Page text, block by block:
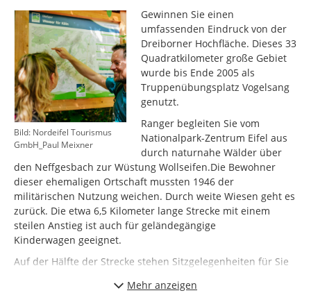
Bild: Nordeifel Tourismus
GmbH_Paul Meixner
Gewinnen Sie einen
umfassenden Eindruck von der
Dreiborner Hochfläche. Dieses 33
Quadratkilometer große Gebiet
wurde bis Ende 2005 als
Truppenübungsplatz Vogelsang
genutzt.
Ranger begleiten Sie vom
Nationalpark-Zentrum Eifel aus
durch naturnahe Wälder über
den Neffgesbach zur Wüstung Wollseifen.Die Bewohner
dieser ehemaligen Ortschaft mussten 1946 der
militärischen Nutzung weichen. Durch weite Wiesen geht es
zurück. Die etwa 6,5 Kilometer lange Strecke mit einem
steilen Anstieg ist auch für geländegängige
Kinderwagen geeignet.
Auf der Hälfte der Strecke stehen Sitzgelegenheiten für Sie
Mehr anzeigen